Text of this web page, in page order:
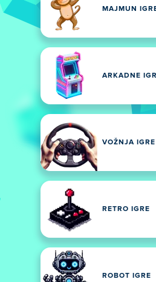
MAJMUN
ARKADNE
VOŽNJA IGRE
RETRO IGRE
ROBOT IGRE